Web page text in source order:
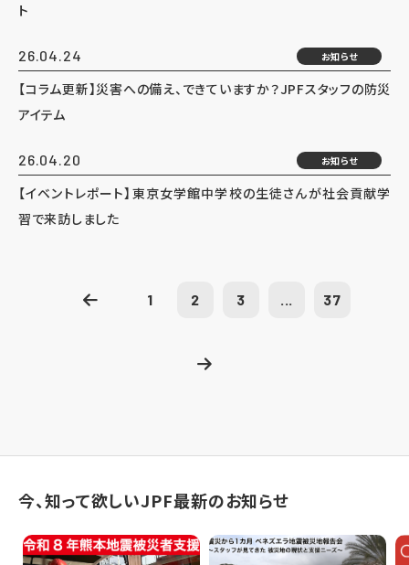
ト
26.04.24 お知らせ
【コラム更新】災害への備え、できていますか？JPFスタッフの防災
アイテム
26.04.20 お知らせ
【イベントレポート】東京女学館中学校の生徒さんが社会貢献学
習で来訪しました
1 2 3 ... 37
今、知って欲しいJPF最新のお知らせ